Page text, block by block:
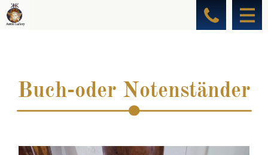
Buch-oder Notenständer